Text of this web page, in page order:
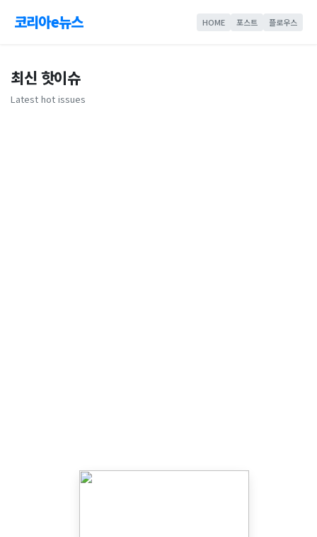
코리아e뉴스 HOME 포스트 플로우스
최신 핫이슈
Latest hot issues